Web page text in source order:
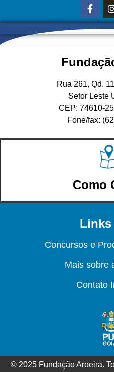
Rua 261, Qd.
Setor Leste
CEP: 74610-
Fone/fax:
Como
Links
Concursos e
Mais sobre
Contato
© 2025 Fundação Aroeira.